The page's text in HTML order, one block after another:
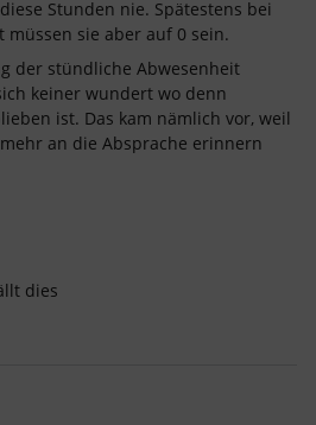
Stunden nie. Spätestens bei
sie aber auf 0 sein.
der stündliche Abwesenheit
keiner wundert wo denn
ist. Das kam nämlich vor, weil
an die Absprache erinnern
dies